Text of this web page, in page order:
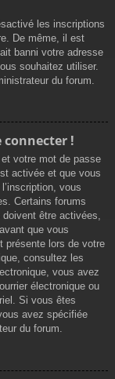
les inscriptions
De même, il est
banni votre adresse
souhaitez utiliser.
du forum.
connecter !
votre mot de passe
activée et que vous
vous
Certains forums
être activées,
que vous
présente lors de votre
consultez les
vous avez
électronique ou
Si vous êtes
avez spécifiée
du forum.